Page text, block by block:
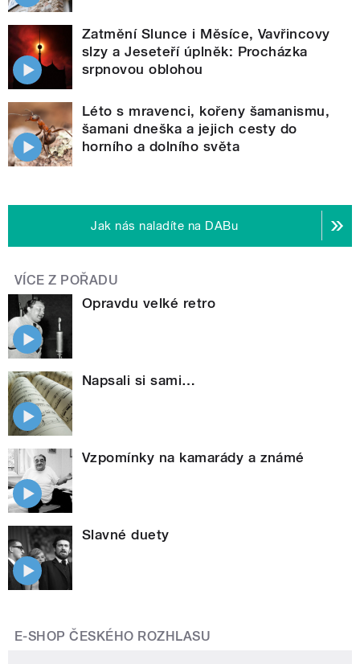
Zatmění Slunce i Měsíce, Vavřincovy
slzy a Jeseteří úplněk: Procházka
srpnovou oblohou
Léto s mravenci, kořeny šamanismu,
šamani dneška a jejich cesty do
horního a dolního světa
Jak nás naladíte na DABu
VÍCE Z POŘADU
Opravdu velké retro
Napsali si sami…
Vzpomínky na kamarády a známé
Slavné duety
E-SHOP ČESKÉHO ROZHLASU